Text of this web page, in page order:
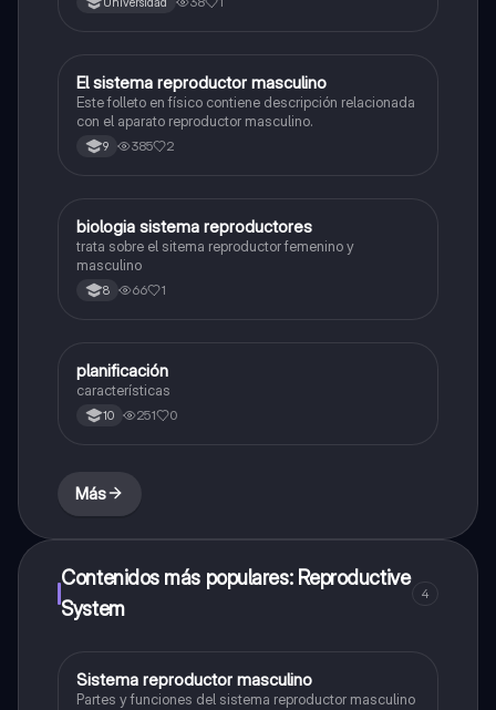
Biologia
El sistema reproductor masculino
Este folleto en físico contiene descripción relacionada
con el aparato reproductor masculino.
9 385 2
Biologia
biologia sistema reproductores
trata sobre el sitema reproductor femenino y
masculino
8 66 1
Biologia
planificación
características
10 251 0
Más
Contenidos más populares: Reproductive
System
4
Biologia
Sistema reproductor masculino
Partes y funciones del sistema reproductor masculino